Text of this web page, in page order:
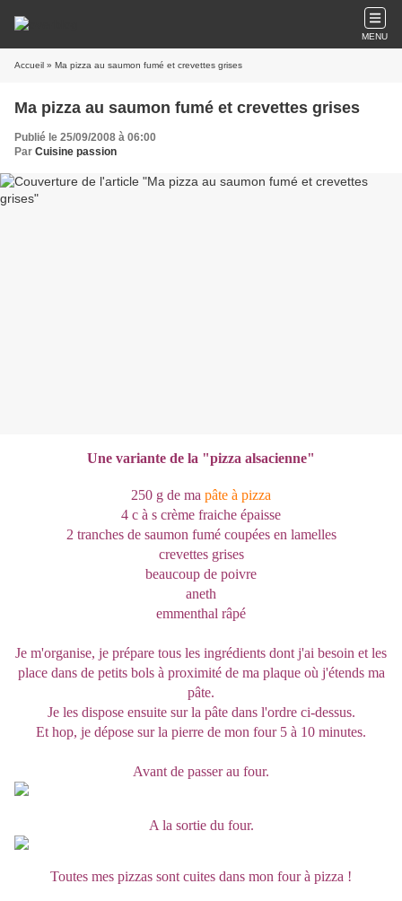
MENU
Accueil » Ma pizza au saumon fumé et crevettes grises
Ma pizza au saumon fumé et crevettes grises
Publié le 25/09/2008 à 06:00
Par Cuisine passion
Une variante de la "pizza alsacienne"
250 g de ma pâte à pizza
4 c à s crème fraiche épaisse
2 tranches de saumon fumé coupées en lamelles
crevettes grises
beaucoup de poivre
aneth
emmenthal râpé
Je m'organise, je prépare tous les ingrédients dont j'ai besoin et les
place dans de petits bols à proximité de ma plaque où j'étends ma
pâte.
Je les dispose ensuite sur la pâte dans l'ordre ci-dessus.
Et hop, je dépose sur la pierre de mon four 5 à 10 minutes.
Avant de passer au four.
A la sortie du four.
Toutes mes pizzas sont cuites dans mon four à pizza !